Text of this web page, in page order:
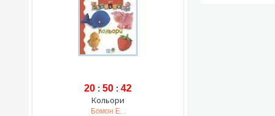
20 : 50 : 41
Кольори
Бомон Е. .